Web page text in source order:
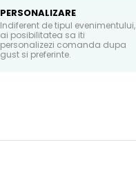
PERSONALIZARE
Indiferent de tipul evenimentului,
ai posibilitatea sa iti
personalizezi comanda dupa
gust si preferinte.